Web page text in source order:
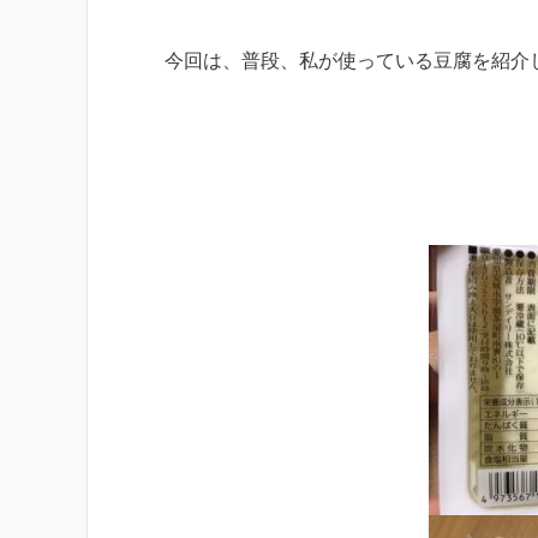
今回は、普段、私が使っている豆腐を紹介